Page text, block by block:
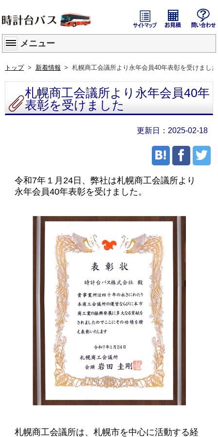
貸切バス
サイトマップ
メニュー
トップ 新着情報 札幌商工会議所より永年会員40年表彰を受けました
札幌商工会議所より永年会員40年
表彰を受けました
2025-02-18
令和7年１月24日、弊社は札幌商工会議所より
永年会員40年表彰を受けました。
札幌商工会議所は、札幌市を中心に活動する経